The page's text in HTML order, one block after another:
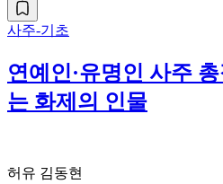
사주-기초
연예인·유명인 사주
는 화제의 인물
허유 김동현